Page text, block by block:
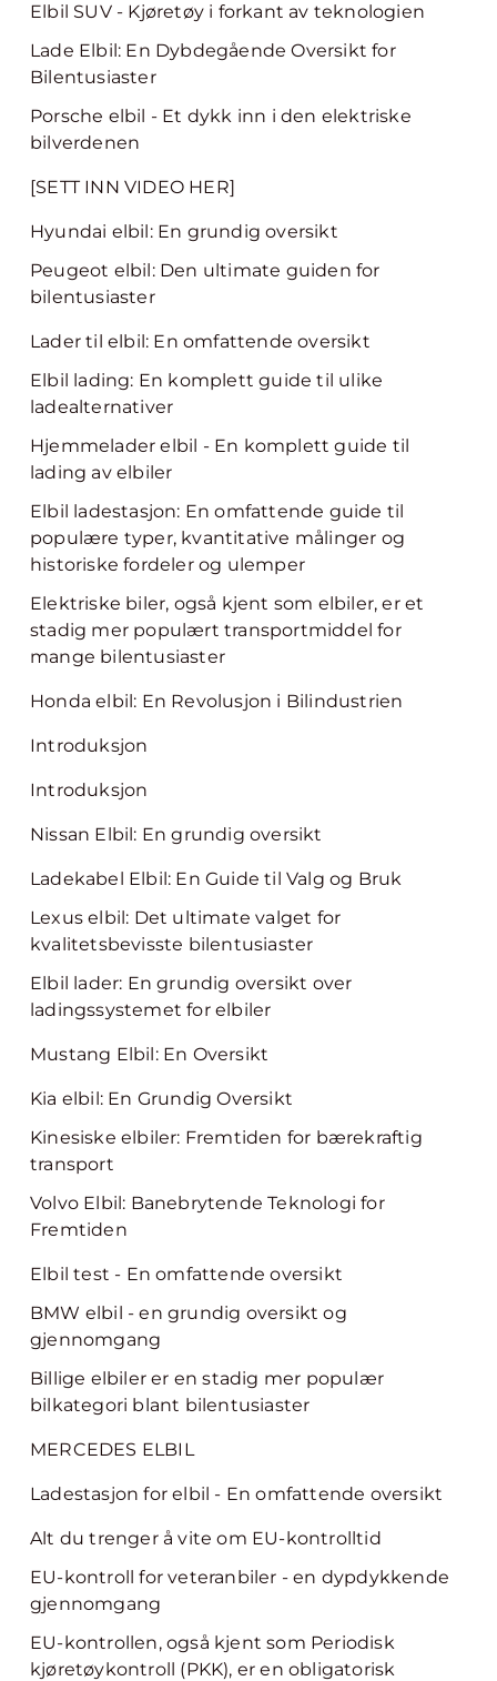
Elbil SUV - Kjøretøy i forkant av teknologien
Lade Elbil: En Dybdegående Oversikt for
Bilentusiaster
Porsche elbil - Et dykk inn i den elektriske
bilverdenen
[SETT INN VIDEO HER]
Hyundai elbil: En grundig oversikt
Peugeot elbil: Den ultimate guiden for
bilentusiaster
Lader til elbil: En omfattende oversikt
Elbil lading: En komplett guide til ulike
ladealternativer
Hjemmelader elbil - En komplett guide til
lading av elbiler
Elbil ladestasjon: En omfattende guide til
populære typer, kvantitative målinger og
historiske fordeler og ulemper
Elektriske biler, også kjent som elbiler, er et
stadig mer populært transportmiddel for
mange bilentusiaster
Honda elbil: En Revolusjon i Bilindustrien
Introduksjon
Introduksjon
Nissan Elbil: En grundig oversikt
Ladekabel Elbil: En Guide til Valg og Bruk
Lexus elbil: Det ultimate valget for
kvalitetsbevisste bilentusiaster
Elbil lader: En grundig oversikt over
ladingssystemet for elbiler
Mustang Elbil: En Oversikt
Kia elbil: En Grundig Oversikt
Kinesiske elbiler: Fremtiden for bærekraftig
transport
Volvo Elbil: Banebrytende Teknologi for
Fremtiden
Elbil test - En omfattende oversikt
BMW elbil - en grundig oversikt og
gjennomgang
Billige elbiler er en stadig mer populær
bilkategori blant bilentusiaster
MERCEDES ELBIL
Ladestasjon for elbil - En omfattende oversikt
Alt du trenger å vite om EU-kontrolltid
EU-kontroll for veteranbiler - en dypdykkende
gjennomgang
EU-kontrollen, også kjent som Periodisk
kjøretøykontroll (PKK), er en obligatorisk